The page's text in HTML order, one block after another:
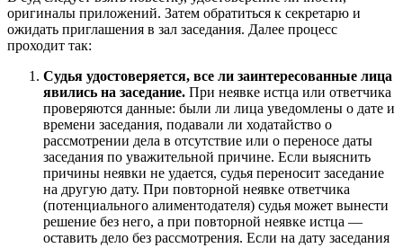
оригиналы приложений. Затем обратиться к секретарю и
ожидать приглашения в зал заседания. Далее процесс
проходит так:
Судья удостоверяется, все ли заинтересованные лица
явились на заседание. При неявке истца или ответчика
проверяются данные: были ли лица уведомлены о дате и
времени заседания, подавали ли ходатайство о
рассмотрении дела в отсутствие или о переносе даты
заседания по уважительной причине. Если выяснить
причины неявки не удается, судья переносит заседание
на другую дату. При повторной неявке ответчика
(потенциального алиментодателя) судья может вынести
решение без него, а при повторной неявке истца —
оставить дело без рассмотрения. Если на дату заседания